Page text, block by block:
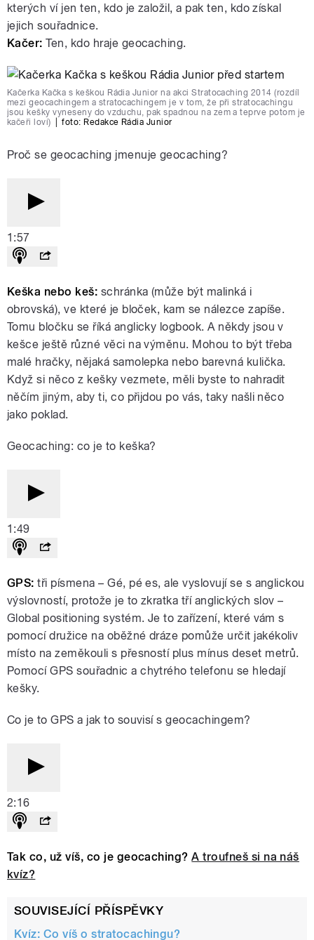
kterých ví jen ten, kdo je založil, a pak ten, kdo získal
jejich souřadnice.
Kačer: Ten, kdo hraje geocaching.
Kačerka Kačka s keškou Rádia Junior na akci Stratocaching 2014 (rozdíl
mezi geocachingem a stratocachingem je v tom, že při stratocachingu
jsou kešky vyneseny do vzduchu, pak spadnou na zem a teprve potom je
kačeři loví)
foto:Redakce Rádia Junior
Proč se geocaching jmenuje geocaching?
1:57
Keška nebo keš: schránka (může být malinká i
obrovská), ve které je bloček, kam se nálezce zapíše.
Tomu bločku se říká anglicky logbook. A někdy jsou v
kešce ještě různé věci na výměnu. Mohou to být třeba
malé hračky, nějaká samolepka nebo barevná kulička.
Když si něco z kešky vezmete, měli byste to nahradit
něčím jiným, aby ti, co přijdou po vás, taky našli něco
jako poklad.
Geocaching: co je to keška?
1:49
GPS: tři písmena – Gé, pé es, ale vyslovují se s anglickou
výslovností, protože je to zkratka tří anglických slov –
Global positioning systém. Je to zařízení, které vám s
pomocí družice na oběžné dráze pomůže určit jakékoliv
místo na zeměkouli s přesností plus mínus deset metrů.
Pomocí GPS souřadnic a chytrého telefonu se hledají
kešky.
Co je to GPS a jak to souvisí s geocachingem?
2:16
Tak co, už víš, co je geocaching?A troufneš si na náš
kvíz?
SOUVISEJÍCÍ PŘÍSPĚVKY
Kvíz: Co víš o stratocachingu?